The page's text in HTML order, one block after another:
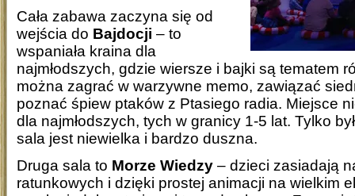
Cała zabawa zaczyna się od
wejścia do Bajdocji – to
wspaniała kraina dla
najmłodszych, gdzie wiersze i bajki są tematem
można zagrać w warzywne memo, zawiązać
poznać śpiew ptaków z Ptasiego radia. Miejsce
dla najmłodszych, tych w granicy 1-5 lat. Tylko
sala jest niewielka i bardzo duszna.
Druga sala to Morze Wiedzy – dzieci zasiadają
ratunkowych i dzięki prostej animacji na wielkim